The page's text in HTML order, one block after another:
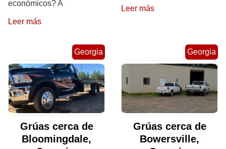
económicos? A
Leer más
Leer más
Georgia
Grúas cerca de
Bloomingdale,
Georgia
Grúas cerca de
Bowersville,